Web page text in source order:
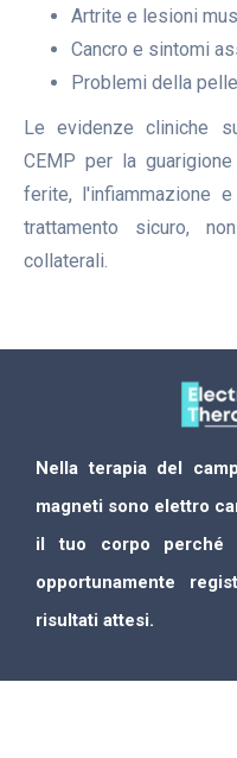
Artrite e lesioni
Cancro e sintomi
Problemi della pelle
Le evidenze cliniche
CEMP per la
ferite, l'infiammazione
trattamento sicuro,
collaterali.
Nella terapia del
magneti sono elettro
il tuo corpo perché
opportunamente
risultati attesi.